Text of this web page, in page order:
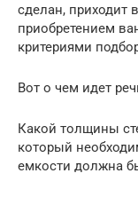
сделан, приходит
приобретением
критериями
Вот о чем идет
Какой толщины
который
емкости должна